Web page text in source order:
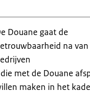
Douane gaat de
na van
met de Douane
maken in het